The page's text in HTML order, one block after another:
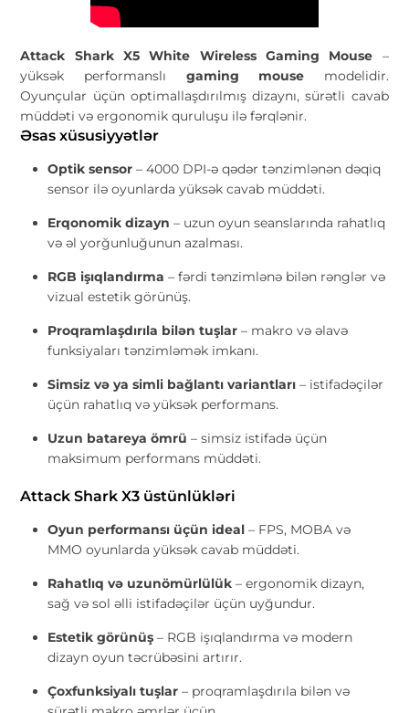
Attack Shark X5 White Wireless Gaming Mouse –
yüksək performanslı gaming mouse modelidir.
Oyunçular üçün optimallaşdırılmış dizaynı, sürətli cavab
müddəti və ergonomik quruluşu ilə fərqlənir.
Əsas xüsusiyyətlər
Optik sensor – 4000 DPI-ə qədər tənzimlənən dəqiq
sensor ilə oyunlarda yüksək cavab müddəti.
Erqonomik dizayn – uzun oyun seanslarında rahatlıq
və əl yorğunluğunun azalması.
RGB işıqlandırma – fərdi tənzimlənə bilən rənglər və
vizual estetik görünüş.
Proqramlaşdırıla bilən tuşlar – makro və əlavə
funksiyaları tənzimləmək imkanı.
Simsiz və ya simli bağlantı variantları – istifadəçilər
üçün rahatlıq və yüksək performans.
Uzun batareya ömrü – simsiz istifadə üçün
maksimum performans müddəti.
Attack Shark X3 üstünlükləri
Oyun performansı üçün ideal – FPS, MOBA və
MMO oyunlarda yüksək cavab müddəti.
Rahatlıq və uzunömürlülük – ergonomik dizayn,
sağ və sol əlli istifadəçilər üçün uyğundur.
Estetik görünüş – RGB işıqlandırma və modern
dizayn oyun təcrübəsini artırır.
Çoxfunksiyalı tuşlar – proqramlaşdırıla bilən və